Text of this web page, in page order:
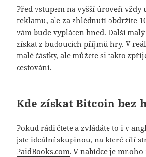
Před vstupem na vyšší úroveň vždy
reklamu, ale za zhlédnutí obdržíte
vám bude vyplácen hned. Další
získat z budoucích příjmů hry. V
malé částky, ale můžete si takto
cestování.
Kde získat Bitcoin bez
Pokud rádi čtete a zvládáte to i v
jste ideální skupinou, na které cílí
PaidBooks.com. V nabídce je mnoho